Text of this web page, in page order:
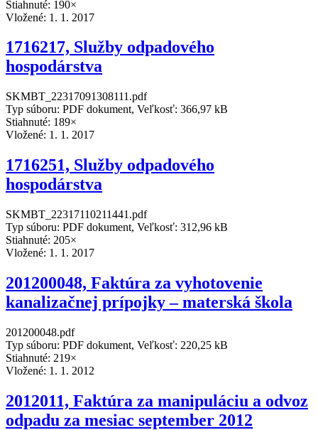
Stiahnuté: 190×
Vložené: 1. 1. 2017
1716217, Služby odpadového
hospodárstva
SKMBT_22317091308111.pdf
Typ súboru: PDF dokument, Veľkosť: 366,97 kB
Stiahnuté: 189×
Vložené: 1. 1. 2017
1716251, Služby odpadového
hospodárstva
SKMBT_22317110211441.pdf
Typ súboru: PDF dokument, Veľkosť: 312,96 kB
Stiahnuté: 205×
Vložené: 1. 1. 2017
201200048, Faktúra za vyhotovenie
kanalizačnej prípojky – materská škola
201200048.pdf
Typ súboru: PDF dokument, Veľkosť: 220,25 kB
Stiahnuté: 219×
Vložené: 1. 1. 2012
2012011, Faktúra za manipuláciu a odvoz
odpadu za mesiac september 2012